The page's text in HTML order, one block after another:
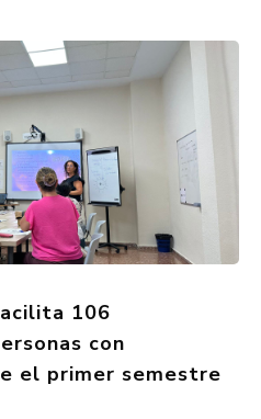
106
con
el primer semestre